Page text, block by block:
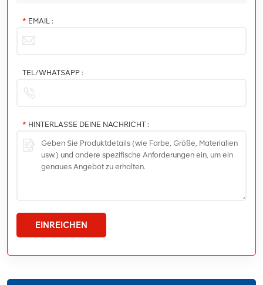
* EMAIL :
TEL/WHATSAPP :
* HINTERLASSE DEINE NACHRICHT :
EINREICHEN